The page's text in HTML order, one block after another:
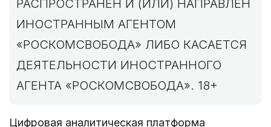
РАСПРОСТРАНЕН И (ИЛИ) НАПРАВЛЕН
ИНОСТРАННЫМ АГЕНТОМ
«РОСКОМСВОБОДА» ЛИБО КАСАЕТСЯ
ДЕЯТЕЛЬНОСТИ ИНОСТРАННОГО
АГЕНТА «РОСКОМСВОБОДА». 18+
Цифровая аналитическая платформа